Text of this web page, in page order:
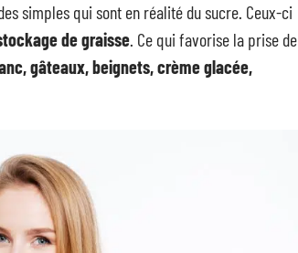
simples qui sont en réalité du sucre. Ceux-ci
de graisse. Ce qui favorise la prise de
gâteaux, beignets, crème glacée,